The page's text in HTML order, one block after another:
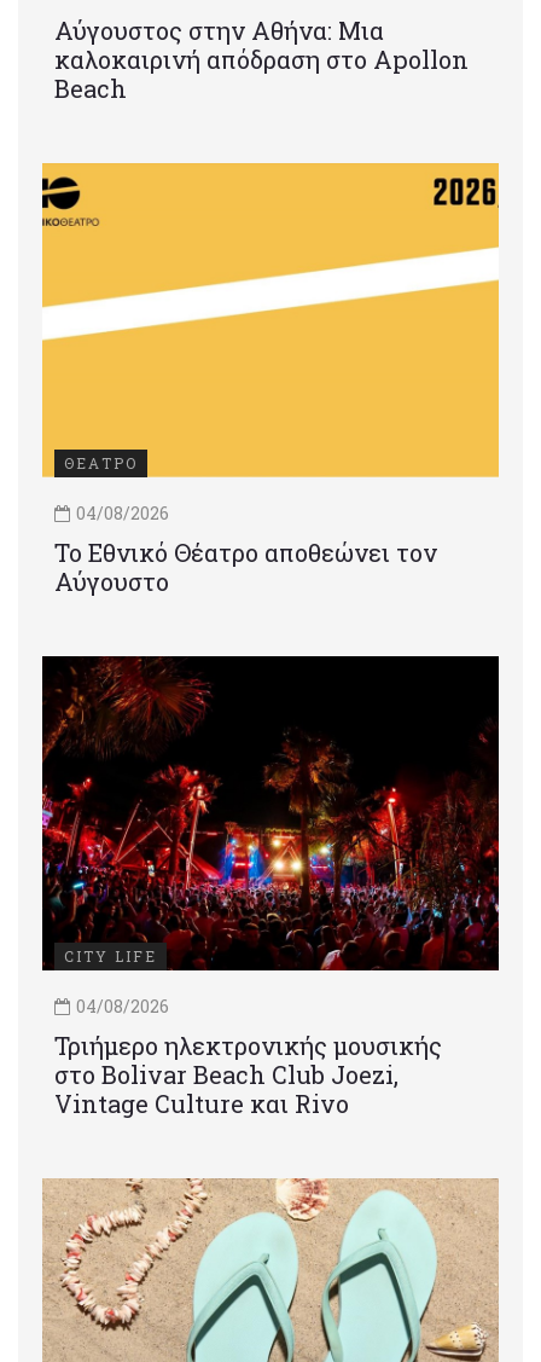
Αύγουστος στην Αθήνα: Μια
καλοκαιρινή απόδραση στο Apollon
Beach
ΘΕΑΤΡΟ
04/08/2026
Το Εθνικό Θέατρο αποθεώνει τον
Αύγουστο
CITY LIFE
04/08/2026
Τριήμερο ηλεκτρονικής μουσικής
στο Bolivar Beach Club Joezi,
Vintage Culture και Rivo